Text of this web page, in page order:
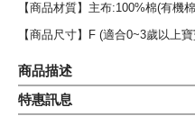
【商品材質】主布:100%棉(有機
【商品尺寸】F (適合0~3歲以上
商品描述
◆Oeko-Tex顏料印花，最暢銷二
特惠訊息